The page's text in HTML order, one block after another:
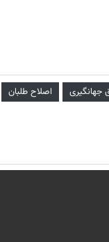
جهانگیری اصلاح طلبان